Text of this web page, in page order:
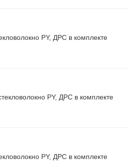
PY, ДРС в комплекте
PY, ДРС в комплекте
PY, ДРС в комплекте